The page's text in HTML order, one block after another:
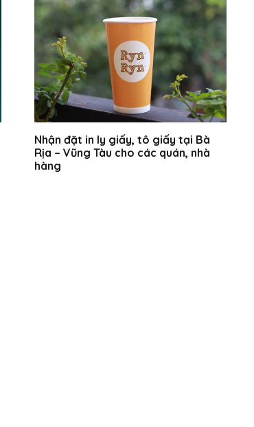
Nhận đặt in ly giấy, tô giấy tại Bà
Rịa – Vũng Tàu cho các quán, nhà
hàng